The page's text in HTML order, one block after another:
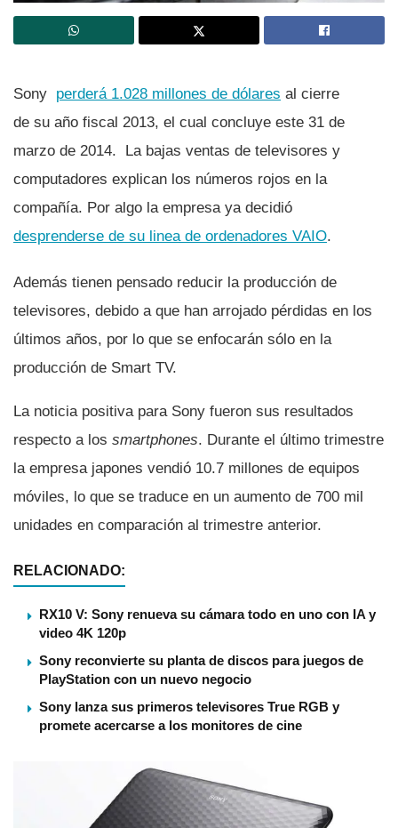
Sony perderá 1.028 millones de dólares al cierre
de su año fiscal 2013, el cual concluye este 31 de
marzo de 2014. La bajas ventas de televisores y
computadores explican los números rojos en la
compañí­a. Por algo la empresa ya decidió
desprenderse de su linea de ordenadores VAIO.
Además tienen pensado reducir la producción de
televisores, debido a que han arrojado pérdidas en los
últimos años, por lo que se enfocarán sólo en la
producción de Smart TV.
La noticia positiva para Sony fueron sus resultados
respecto a los smartphones. Durante el último trimestre
la empresa japones vendió 10.7 millones de equipos
móviles, lo que se traduce en un aumento de 700 mil
unidades en comparación al trimestre anterior.
RELACIONADO:
RX10 V: Sony renueva su cámara todo en uno con IA y
video 4K 120p
Sony reconvierte su planta de discos para juegos de
PlayStation con un nuevo negocio
Sony lanza sus primeros televisores True RGB y
promete acercarse a los monitores de cine